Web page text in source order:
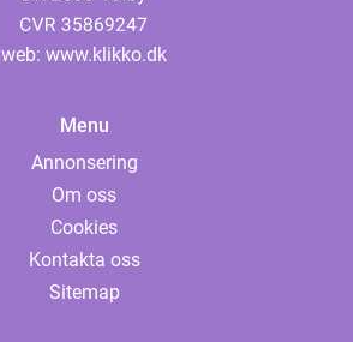
web: www.klikko.dk
Menu
Annonsering
Om oss
Cookies
Kontakta oss
Sitemap